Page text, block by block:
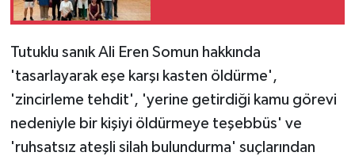
Tutuklu sanık Ali Eren Somun hakkında
'tasarlayarak eşe karşı kasten öldürme',
'zincirleme tehdit', 'yerine getirdiği kamu görevi
nedeniyle bir kişiyi öldürmeye teşebbüs' ve
'ruhsatsız ateşli silah bulundurma' suçlarından